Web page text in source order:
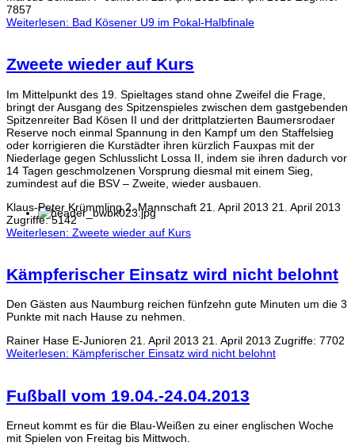
7857
Weiterlesen: Bad Kösener U9 im Pokal-Halbfinale
Zweete wieder auf Kurs
Im Mittelpunkt des 19. Spieltages stand ohne Zweifel die Frage,
bringt der Ausgang des Spitzenspieles zwischen dem gastgebenden
Spitzenreiter Bad Kösen II und der drittplatzierten Baumersrodaer
Reserve noch einmal Spannung in den Kampf um den Staffelsieg
oder korrigieren die Kurstädter ihren kürzlich Fauxpas mit der
Niederlage gegen Schlusslicht Lossa II, indem sie ihren dadurch vor
14 Tagen geschmolzenen Vorsprung diesmal mit einem Sieg,
zumindest auf die BSV – Zweite, wieder ausbauen.
Klaus-Peter Krümmling 2. Mannschaft 21. April 2013 21. April 2013
Zugriffe: 5142
Weiterlesen: Zweete wieder auf Kurs
Kämpferischer Einsatz wird nicht belohnt
Den Gästen aus Naumburg reichen fünfzehn gute Minuten um die 3
Punkte mit nach Hause zu nehmen.
Rainer Hase E-Junioren 21. April 2013 21. April 2013 Zugriffe: 7702
Weiterlesen: Kämpferischer Einsatz wird nicht belohnt
Fußball vom 19.04.-24.04.2013
Erneut kommt es für die Blau-Weißen zu einer englischen Woche
mit Spielen von Freitag bis Mittwoch.